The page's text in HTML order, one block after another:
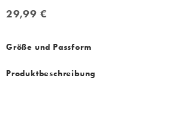
29,99 €
29,99 €
Größe und Passform
Produktbeschreibung